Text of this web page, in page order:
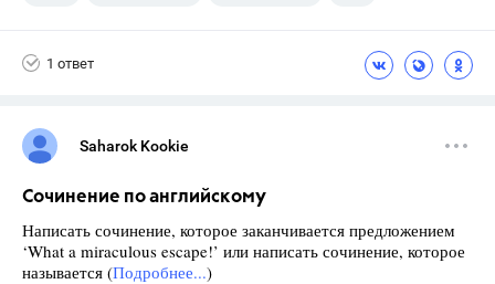
1 ответ
Saharok Kookie
Сочинение по английскому
Написать сочинение, которое заканчивается предложением
‘What a miraculous escape!’ или написать сочинение, которое
называется (Подробнее...)